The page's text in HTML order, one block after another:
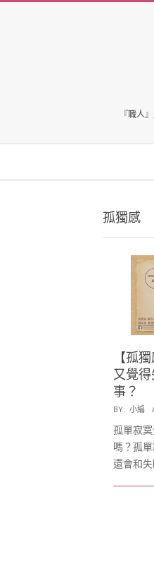
心
『職人
孤獨感
【孤
又覺
事？
2018-
04-
10
BY: 小編
孤單寂
嗎？孤
還會和